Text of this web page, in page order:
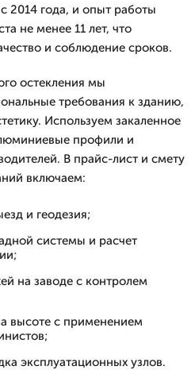
года, и опыт работы
не менее 11 лет, что
и соблюдение сроков.
остекления мы
требования к зданию,
Используем закаленное
профили и
В прайс-лист и смету
включаем:
и геодезия;
системы и расчет
на заводе с контролем
высоте с применением
эксплуатационных узлов.